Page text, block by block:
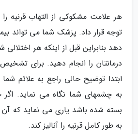
هر علامت مشکوکی از التهاب قرنیه
توجه قرار داد. پزشک شما می تواند
دهد بنابراین قبل از اینکه هر
درمانتان را انجام دهید. برای
ابتدا توضیح حالی راجع به علائم
به چشمهای شما نگاه می نماید.
بسته شده باشد یاری می نماید که آن را
به طور کامل قرنیه را آنالیز کند.